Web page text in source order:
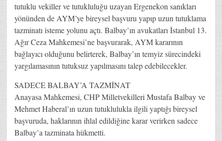
tutuklu vekiller ve tutukluluğu uzayan Ergenekon sanıkları
yönünden de AYM’ye bireysel başvuru yapıp uzun tutuklama
tazminatı isteme yolunu açtı. Balbay’ın avukatları İstanbul 13.
Ağır Ceza Mahkemesi’ne başvurarak, AYM kararının
bağlayıcı olduğunu belirterek, Balbay’ın temyiz sürecindeki
yargılamasının tutuksuz yapılmasını talep edebilecekler.
SADECE BALBAY’A TAZMİNAT
Anayasa Mahkemesi, CHP Milletvekilleri Mustafa Balbay ve
Mehmet Haberal’ın uzun tutuklulukla ilgili yaptığı bireysel
başvuruda, haklarının ihlal edildiğine karar verirken sadece
Balbay’a tazminata hükmetti.